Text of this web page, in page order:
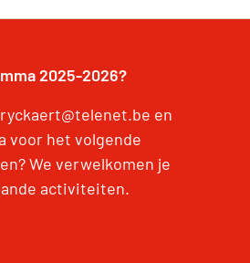
2025-2026?
en
voor het volgende
We verwelkomen je
activiteiten.